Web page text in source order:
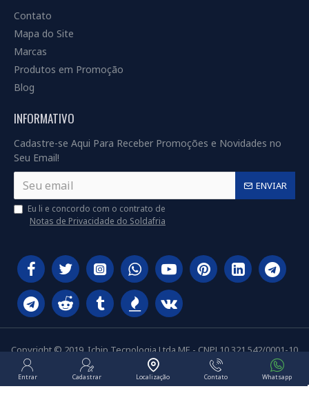
Contato
Mapa do Site
Marcas
Produtos em Promoção
Blog
INFORMATIVO
Cadastre-se Aqui Para Receber Promoções e Novidades no
Seu Email!
ENVIAR
Eu li e concordo com o contrato de
Notas de Privacidade do Soldafria
Copyright © 2019, Ichip Tecnologia Ltda ME - CNPJ 10.321.542/0001-10
Entrar Cadastrar Localização Contato Whatsapp